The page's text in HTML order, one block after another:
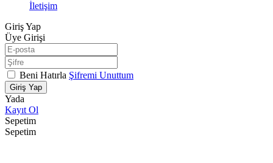
İletişim
Giriş Yap
Üye Girişi
Beni Hatırla Şifremi Unuttum
Giriş Yap
Yada
Kayıt Ol
Sepetim
Sepetim